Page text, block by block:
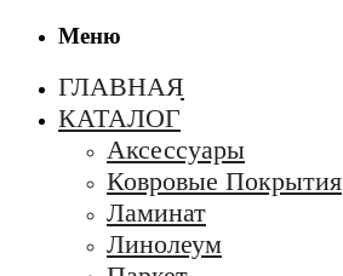
Меню
ГЛАВНАЯ
КАТАЛОГ
Аксессуары
Ковровые Покрытия
Ламинат
Линолеум